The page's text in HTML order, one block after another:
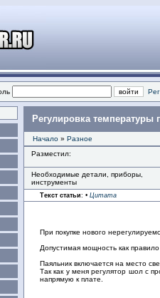
Регулировка температуры
Начало » Разное
Разместил:
Необходимые детали, приборы,
инструменты
Текст статьи: • Цитата
При покупке нового
Допустимая мощность как
Паяльник включается на место
Так как у меня регулятор шол с
напрямую к плате.